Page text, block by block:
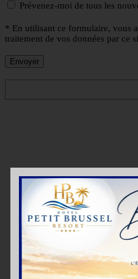
Prévenez-moi de tous les
* En utilisant ce formulaire, vous
traitement de vos données par ce